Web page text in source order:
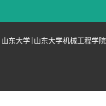
山东大学 | 山东大学机械工程学院